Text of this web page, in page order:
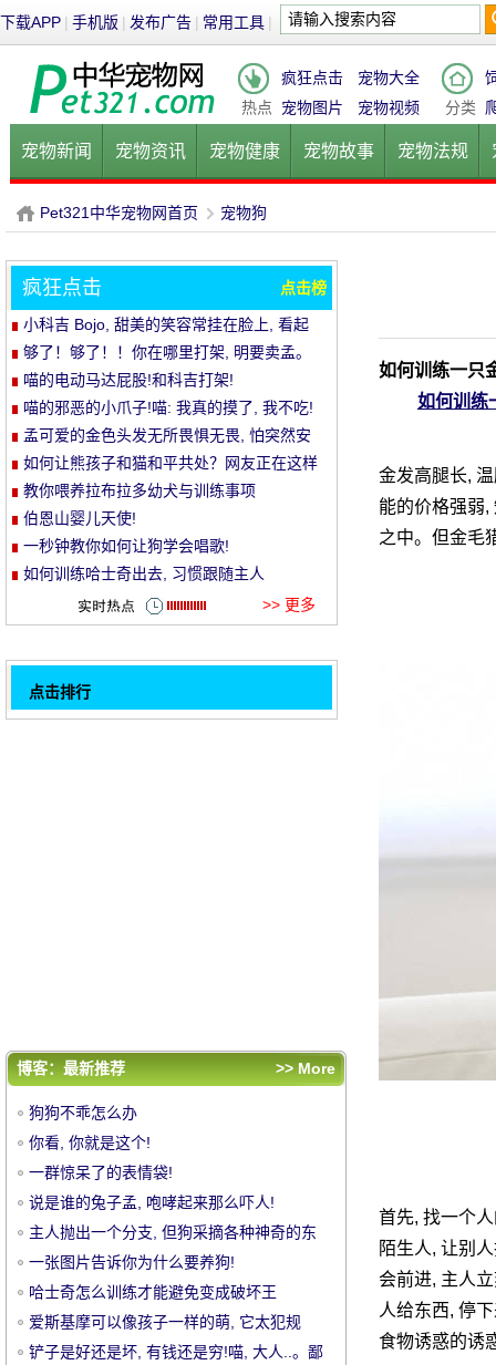
下载APP | 手机版 | 发布广告 | 常用工具 |
热点
疯狂点击
宠物大全
宠物图片
宠物视频 分类
宠物新闻 宠物资讯 宠物健康 宠物故事 宠物法规
健康饮食 宠物美容 宠物医院
P
et
中
Pet321中华宠物网首页
›
宠物狗
如何训练一只
如何训练
金发高腿长,
能的价格强弱,
之中。但金毛
首先, 找一个
陌生人, 让别
会前进, 主人
人给东西, 停
食物诱惑的诱
疯狂点击 点击榜
小科吉 Bojo, 甜美的笑容常挂在脸上, 看起
来每天都是超级快乐!爱笑的小短腿, 太治愈!
够了！够了！！你在哪里打架, 明要卖孟。
喵的电动马达屁股!和科吉打架!
喵的邪恶的小爪子!喵: 我真的摸了, 我不吃!
孟可爱的金色头发无所畏惧无畏, 怕突然安
静的空气
如何让熊孩子和猫和平共处？网友正在这样
做..。婴孩必须被充电送..。
教你喂养拉布拉多幼犬与训练事项
伯恩山婴儿天使!
一秒钟教你如何让狗学会唱歌!
如何训练哈士奇出去, 习惯跟随主人
>> 更多
点击排行
评论排行
说是谁的兔子孟, 咆哮起来那么吓人!
主人抛出一个分支, 但狗采摘各种神奇的东
西, 笑和喷雾
一张图片告诉你为什么要养狗!
哈士奇怎么训练才能避免变成破坏王
爱斯基摩可以像孩子一样的萌, 它太犯规
了..。
铲子是好还是坏, 有钱还是穷!喵, 大人..。鄙
博客：最新推荐 >> More
狗狗不乖怎么办
你看, 你就是这个!
一群惊呆了的表情袋!
说是谁的兔子孟, 咆哮起来那么吓人!
主人抛出一个分支, 但狗采摘各种神奇的东
西, 笑和喷雾
一张图片告诉你为什么要养狗!
哈士奇怎么训练才能避免变成破坏王
爱斯基摩可以像孩子一样的萌, 它太犯规
了..。
铲子是好还是坏, 有钱还是穷!喵, 大人..。鄙